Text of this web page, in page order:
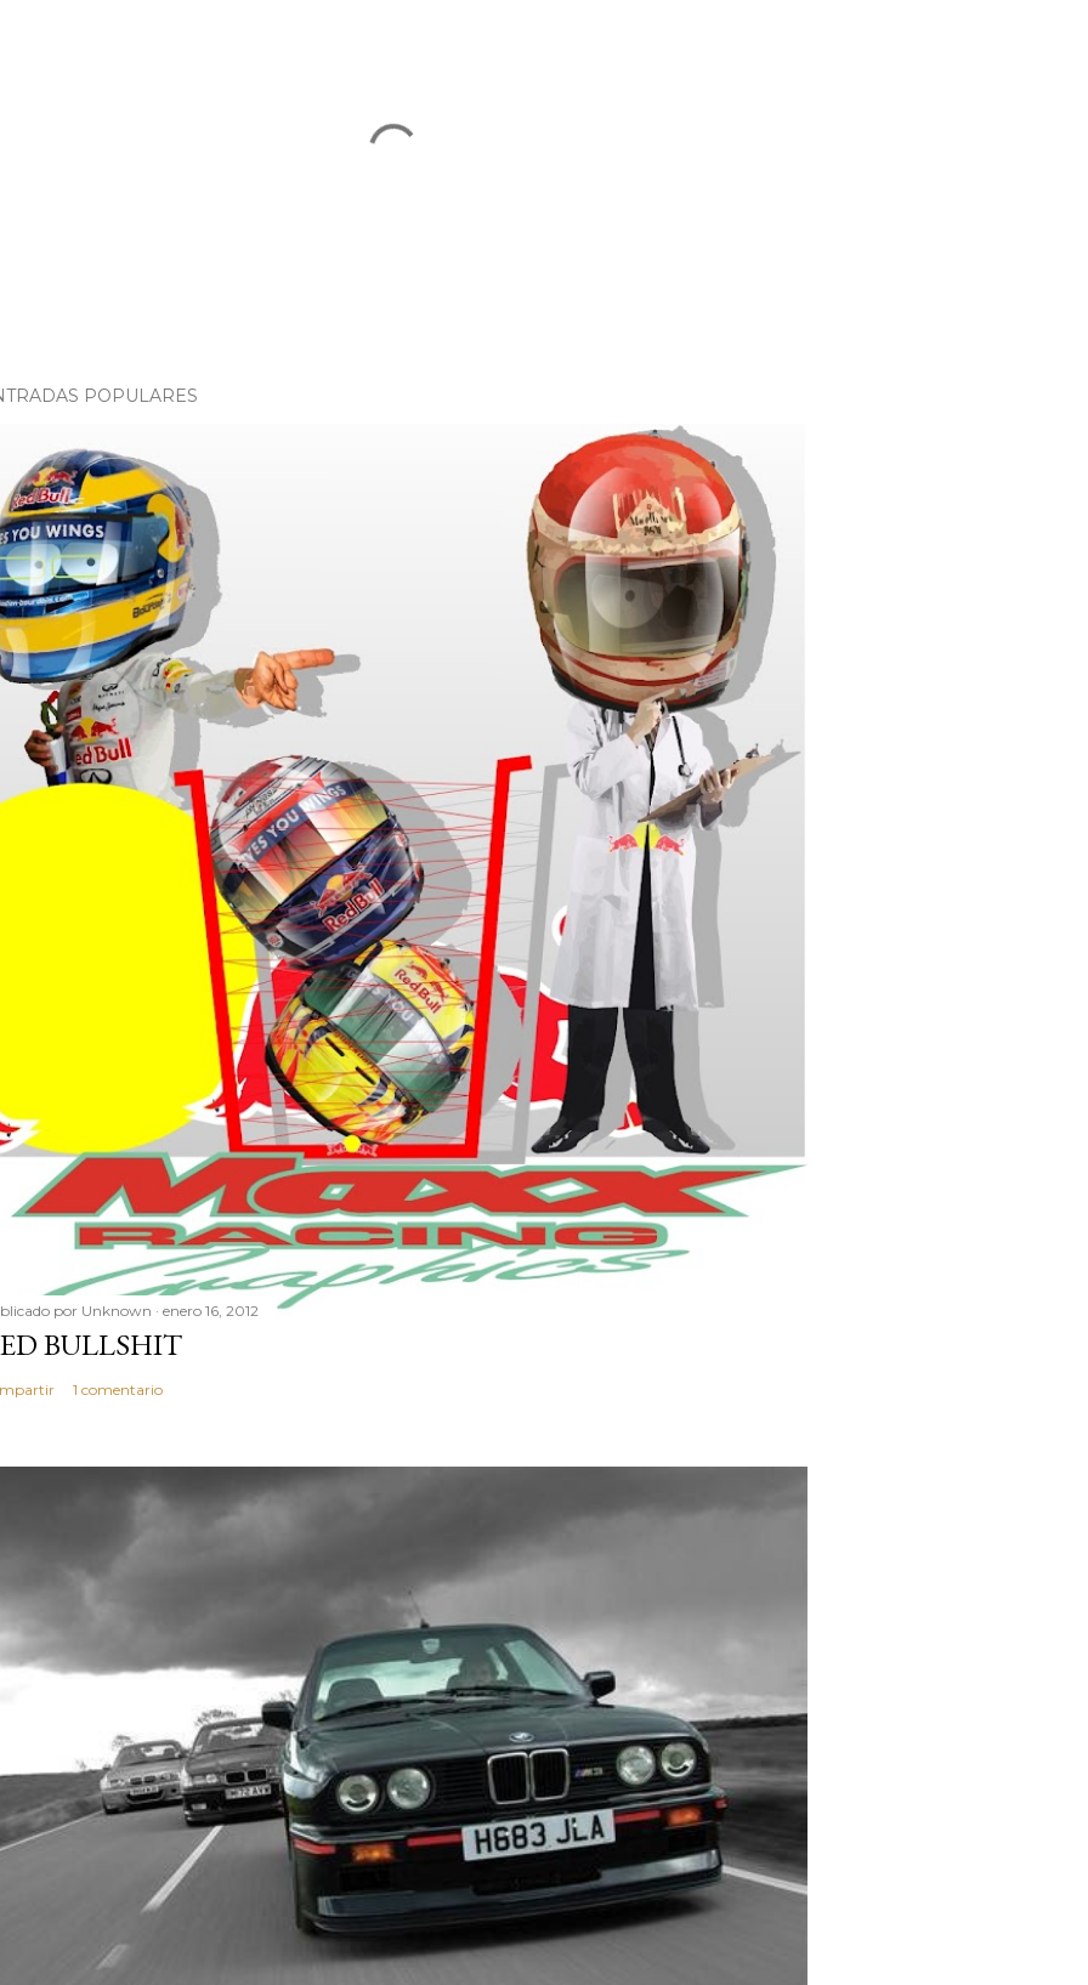
POPULARES
por Unknown enero 16, 2012
BULLSHIT
1 comentario